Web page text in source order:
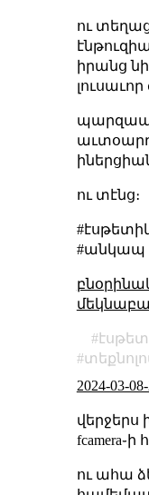
ու
իրանց
ու տէնց։
#անկապ
2024-03-
վերջերս
fcamera֊ի
ու ահա